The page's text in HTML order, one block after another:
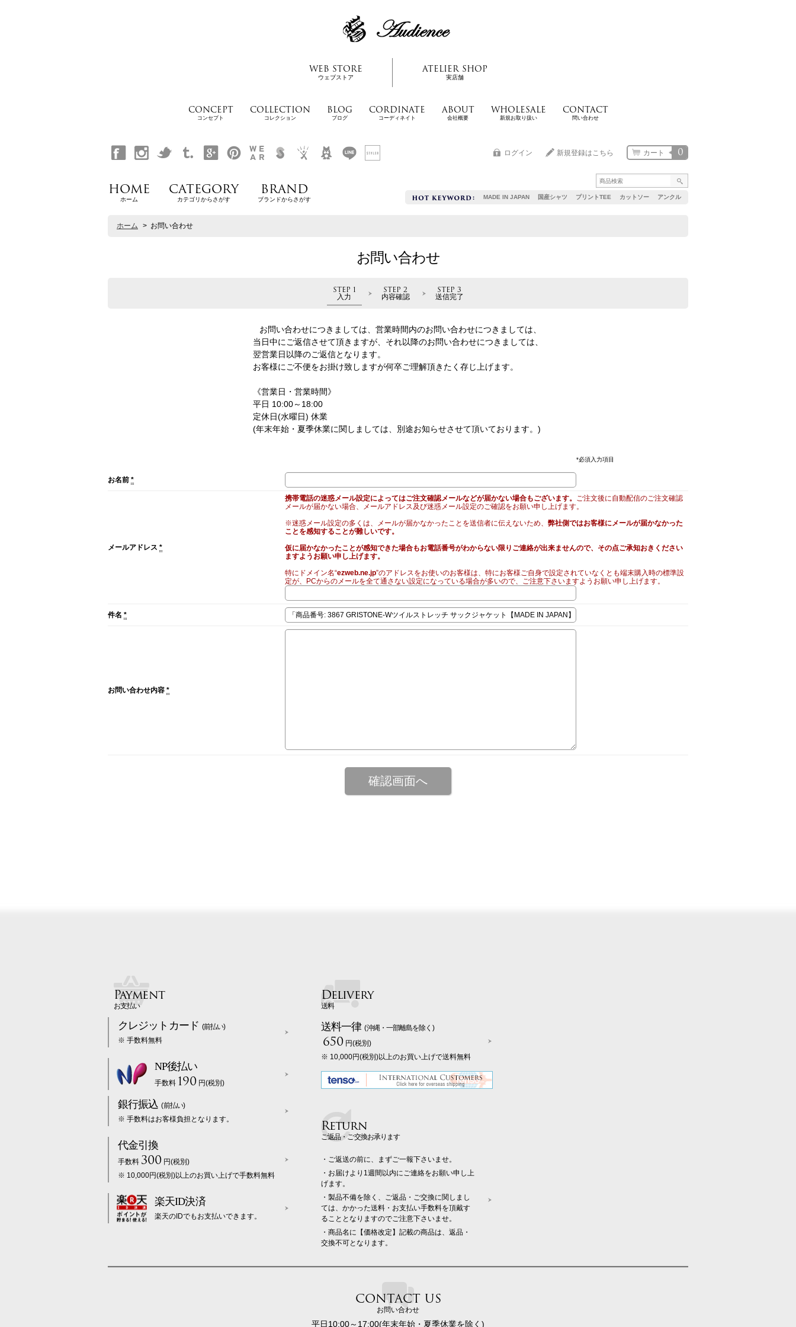
WEB STORE
ウェブストア
ATELIER SHOP
実店舗
CONCEPT
コンセプト
COLLECTION
コレクション
BLOG
ブログ
CORDINATE
コーディネイト
ABOUT
会社概要
WHOLESALE
新規お取り扱い
CONTACT
問い合わせ
MADE IN JAPAN 国産シャツ プリントTEE カットソー アンクル
0
カート
ログイン 新規登録はこちら
HOME
ホーム
CATEGORY
カテゴリからさがす
BRAND
ブランドからさがす
ホーム > お問い合わせ
お問い合わせ
STEP 1
入力
STEP 2
内容確認
STEP 3
送信完了
お問い合わせにつきましては、営業時間内のお問い合わせにつきましては、
当日中にご返信させて頂きますが、それ以降のお問い合わせにつきましては、
翌営業日以降のご返信となります。
お客様にご不便をお掛け致しますが何卒ご理解頂きたく存じ上げます。
《営業日・営業時間》
平日 10:00～18:00
定休日(水曜日) 休業
(年末年始・夏季休業に関しましては、別途お知らせさせて頂いております。)
*必須入力項目
お名前 *
メールアドレス *
携帯電話の迷惑メール設定によってはご注文確認メールなどが届かない場合もございます。 ご注文後に自動配信のご注文確認
メールが届かない場合、メールアドレス及び迷惑メール設定のご確認をお願い申し上げます。
※迷惑メール設定の多くは、メールが届かなかったことを送信者に伝えないため、 弊社側ではお客様にメールが届かなかった
ことを感知することが難しいです。
仮に届かなかったことが感知できた場合もお電話番号がわからない限りご連絡が出来ませんので、その点ご承知おきください
ますようお願い申し上げます。
特にドメイン名“ezweb.ne.jp”のアドレスをお使いのお客様は、特にお客様ご自身で設定されていなくとも端末購入時の標準設
定が、PCからのメールを全て通さない設定になっている場合が多いので、ご注意下さいますようお願い申し上げます。
件名 *
お問い合わせ内容 *
Payment
お支払い
クレジットカード (前払い)
※ 手数料無料
NP後払い
手数料 190 円(税別)
銀行振込 (前払い)
※ 手数料はお客様負担となります。
代金引換
手数料 300 円(税別)
※ 10,000円(税別)以上のお買い上げで手数料無料
楽天ID決済
楽天のIDでもお支払いできます。
Delivery
送料
送料一律 (沖縄・一部離島を除く)
650 円(税別)
※ 10,000円(税別)以上のお買い上げで送料無料
Return
ご返品・ご交換お承ります
・ご返送の前に、まずご一報下さいませ。
・お届けより1週間以内にご連絡をお願い申し上
げます。
・製品不備を除く、ご返品・ご交換に関しまし
ては、かかった送料・お支払い手数料を頂戴す
ることとなりますのでご注意下さいませ。
・商品名に【価格改定】記載の商品は、返品・
交換不可となります。
CONTACT US
お問い合わせ
平日10:00～17:00(年末年始・夏季休業を除く)